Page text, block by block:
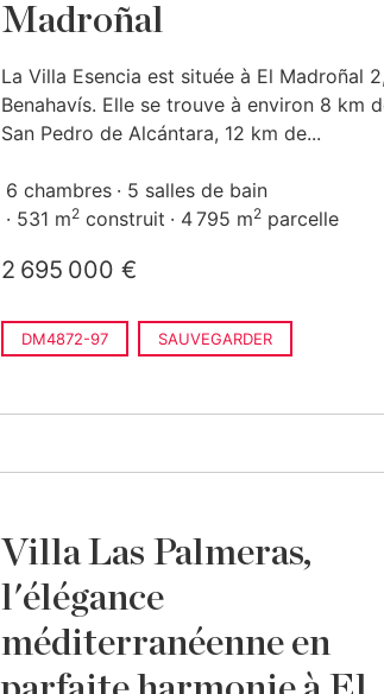
Madroñal
La Villa Esencia est située à El Madroñal 2,
Benahavís. Elle se trouve à environ 8 km
San Pedro de Alcántara, 12 km de...
6 chambres
5 salles de bain
531 m2 construit 4 795 m2 parcelle
2 695 000 €
DM4872-97 SAUVEGARDER
Villa Las Palmeras,
l'élégance
méditerranéenne en